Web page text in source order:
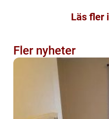
Läs fler
Fler nyheter